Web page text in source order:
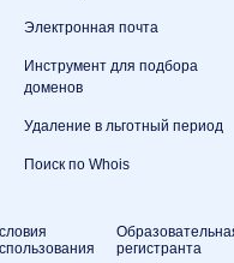
Электронная почта
Инструмент для подбора
доменов
Удаление в льготный период
Поиск по Whois
регистранта